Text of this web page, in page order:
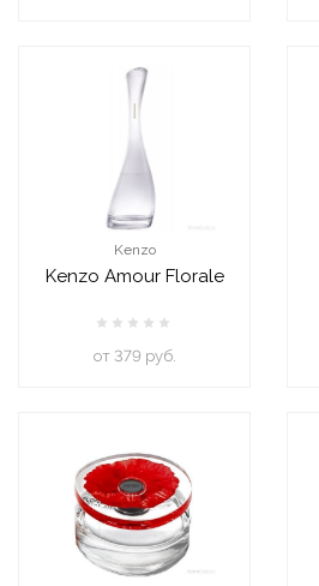
Kenzo
Kenzo Amour Florale
oт 379 руб.